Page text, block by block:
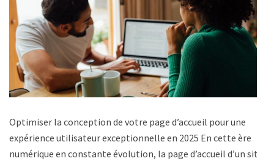
Optimiser la conception de votre page d’accueil pour une
expérience utilisateur exceptionnelle en 2025 En cette ère
numérique en constante évolution, la page d’accueil d’un site